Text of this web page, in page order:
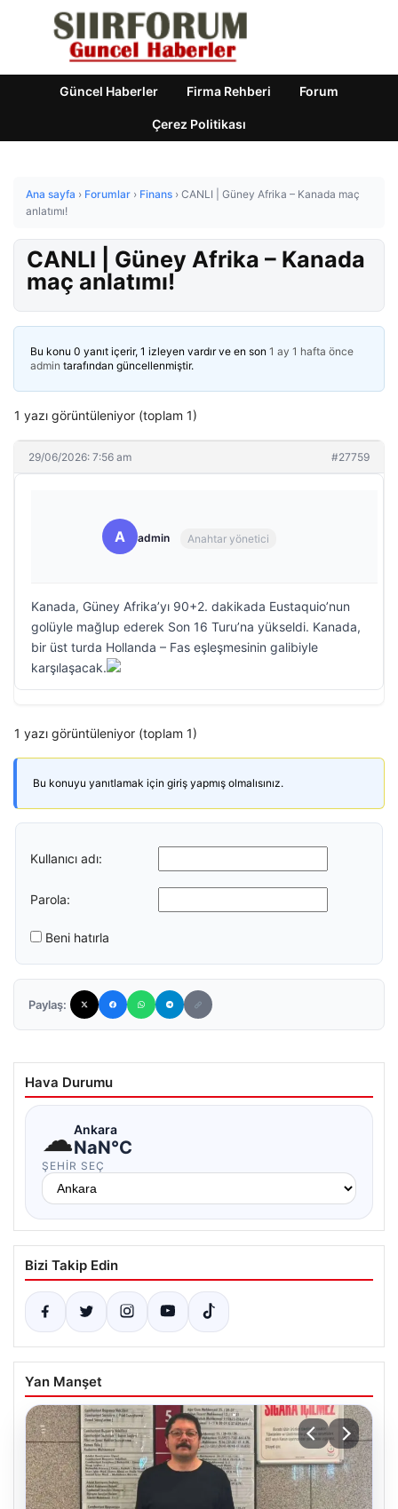
Güncel Haberler Firma Rehberi Forum
Çerez Politikası
Ana sayfa › Forumlar › Finans › CANLI | Güney Afrika – Kanada maç
anlatımı!
CANLI | Güney Afrika – Kanada
maç anlatımı!
Bu konu 0 yanıt içerir, 1 izleyen vardır ve en son 1 ay 1 hafta önce
admin tarafından güncellenmiştir.
1 yazı görüntüleniyor (toplam 1)
29/06/2026: 7:56 am #27759
A admin Anahtar yönetici
Kanada, Güney Afrika’yı 90+2. dakikada Eustaquio’nun
golüyle mağlup ederek Son 16 Turu’na yükseldi. Kanada,
bir üst turda Hollanda – Fas eşleşmesinin galibiyle
karşılaşacak.
1 yazı görüntüleniyor (toplam 1)
Bu konuyu yanıtlamak için giriş yapmış olmalısınız.
Kullanıcı adı:
Parola:
Beni hatırla
Paylaş:
Hava Durumu
☁Ankara
NaN°C
ŞEHIR SEÇ
Bizi Takip Edin
Yan Manşet